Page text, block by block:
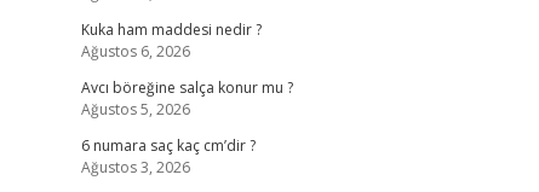
Kuka ham maddesi nedir ?
Ağustos 6, 2026
Avcı böreğine salça konur mu ?
Ağustos 5, 2026
6 numara saç kaç cm’dir ?
Ağustos 3, 2026